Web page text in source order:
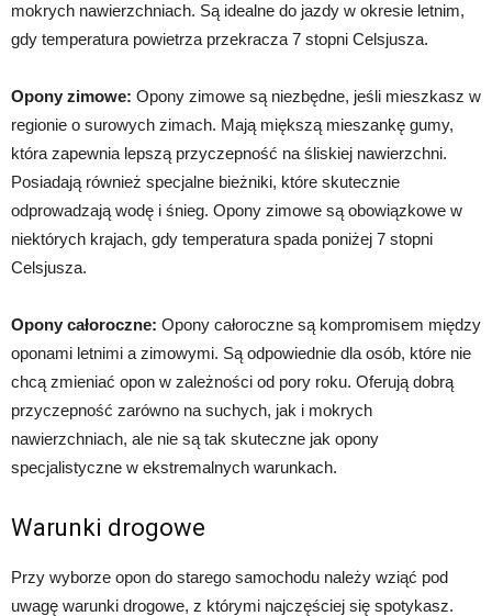
mokrych nawierzchniach. Są idealne do jazdy w okresie letnim,
gdy temperatura powietrza przekracza 7 stopni Celsjusza.
Opony zimowe: Opony zimowe są niezbędne, jeśli mieszkasz w
regionie o surowych zimach. Mają miększą mieszankę gumy,
która zapewnia lepszą przyczepność na śliskiej nawierzchni.
Posiadają również specjalne bieżniki, które skutecznie
odprowadzają wodę i śnieg. Opony zimowe są obowiązkowe w
niektórych krajach, gdy temperatura spada poniżej 7 stopni
Celsjusza.
Opony całoroczne: Opony całoroczne są kompromisem między
oponami letnimi a zimowymi. Są odpowiednie dla osób, które nie
chcą zmieniać opon w zależności od pory roku. Oferują dobrą
przyczepność zarówno na suchych, jak i mokrych
nawierzchniach, ale nie są tak skuteczne jak opony
specjalistyczne w ekstremalnych warunkach.
Warunki drogowe
Przy wyborze opon do starego samochodu należy wziąć pod
uwagę warunki drogowe, z którymi najczęściej się spotykasz.